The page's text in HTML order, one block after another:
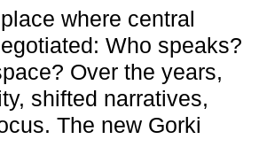
where central
Who speaks?
Over the years,
shifted narratives,
The new Gorki